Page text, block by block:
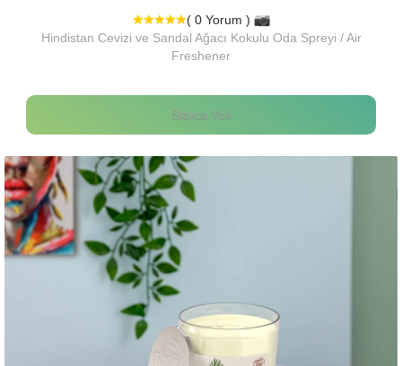
( 0 Yorum )
Hindistan Cevizi ve Sandal Ağacı Kokulu Oda Spreyi / Air
Freshener
Stokta Yok